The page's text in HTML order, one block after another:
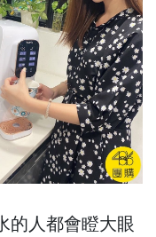
的人都會瞪大眼